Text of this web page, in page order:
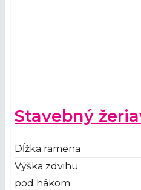
Stavebný
Dĺžka ramena
Výška zdvihu
pod hákom